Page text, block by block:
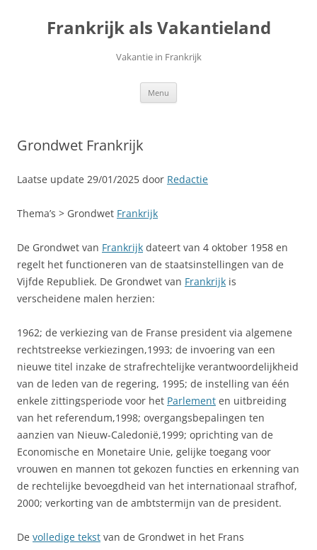
inhoudFrankrijk als Vakantieland
Vakantie in Frankrijk
Menu
Grondwet Frankrijk
Laatse update 29/01/2025 door Redactie
Thema’s > Grondwet Frankrijk
De Grondwet van Frankrijk dateert van 4 oktober 1958 en
regelt het functioneren van de staatsinstellingen van de
Vijfde Republiek. De Grondwet van Frankrijk is
verscheidene malen herzien:
1962; de verkiezing van de Franse president via algemene
rechtstreekse verkiezingen,1993; de invoering van een
nieuwe titel inzake de strafrechtelijke verantwoordelijkheid
van de leden van de regering, 1995; de instelling van één
enkele zittingsperiode voor het Parlement en uitbreiding
van het referendum,1998; overgangsbepalingen ten
aanzien van Nieuw-Caledonië,1999; oprichting van de
Economische en Monetaire Unie, gelijke toegang voor
vrouwen en mannen tot gekozen functies en erkenning van
de rechtelijke bevoegdheid van het internationaal strafhof,
2000; verkorting van de ambtstermijn van de president.
De volledige tekst van de Grondwet in het Frans